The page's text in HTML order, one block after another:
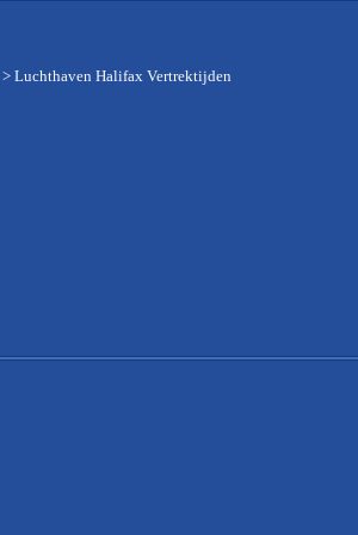
> Luchthaven Halifax Vertrektijden